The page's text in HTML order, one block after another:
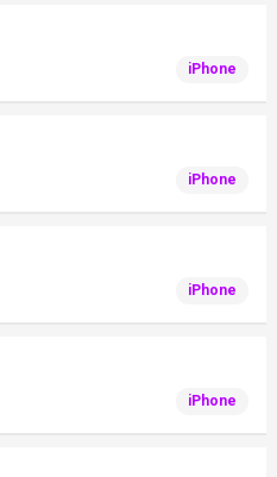
iPhone
iPhone
iPhone
iPhone